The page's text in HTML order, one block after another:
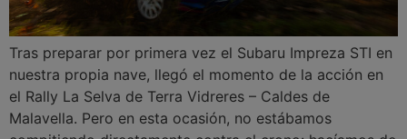
Tras preparar por primera vez el Subaru Impreza STI en
nuestra propia nave, llegó el momento de la acción en
el Rally La Selva de Terra Vidreres – Caldes de
Malavella. Pero en esta ocasión, no estábamos